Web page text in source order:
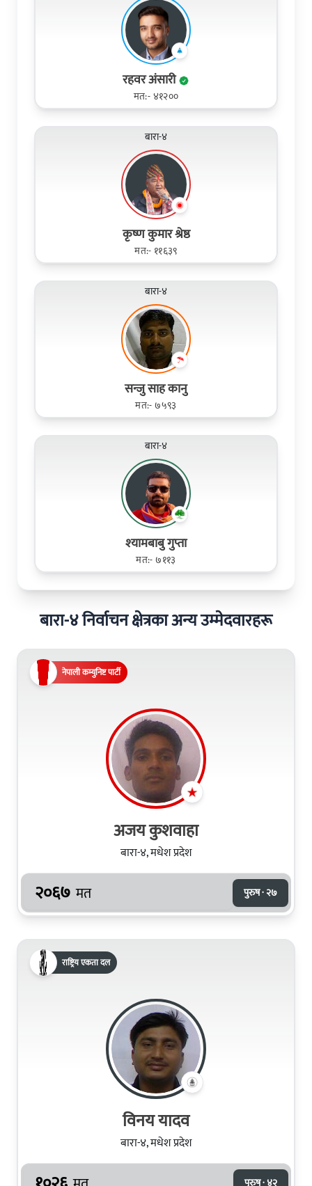
रहवर अंसारी
मत:- ४१२००
बारा-४
कृष्ण कुमार श्रेष्ठ
मत:- ११६३९
बारा-४
सन्जु साह कानु
मत:- ७५९३
बारा-४
श्‍यामबाबु गुप्ता
मत:- ७११३
बारा-४ निर्वाचन क्षेत्रका अन्य उम्मेदवारहरू
नेपाली कम्युनिष्ट पार्टी
अजय कुशवाहा
बारा-४, मधेश प्रदेश
२०६७ मत पुरुष · २७
राष्ट्रिय एकता दल
विनय यादव
बारा-४, मधेश प्रदेश
पुरुष · ४२